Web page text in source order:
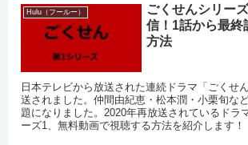
Hulu（フールー）
ごくせんシリー
信！1話から最終
方法
日本テレビから放送された連続ドラマ「ごくせ
送されました。仲間由紀恵・松本潤・小栗旬な
題になりました。2020年再放送されているドラ
ーズ1、無料動画で視聴する方法を紹介します！